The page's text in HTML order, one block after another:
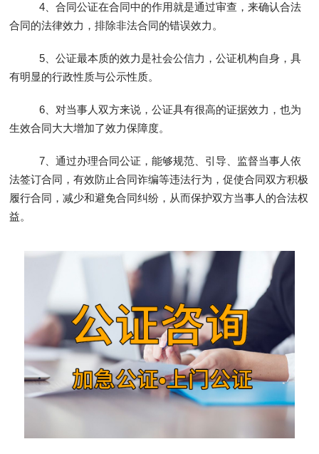
4、合同公证在合同中的作用就是通过审查，来确认合法
合同的法律效力，排除非法合同的错误效力。
5、公证最本质的效力是社会公信力，公证机构自身，具
有明显的行政性质与公示性质。
6、对当事人双方来说，公证具有很高的证据效力，也为
生效合同大大增加了效力保障度。
7、通过办理合同公证，能够规范、引导、监督当事人依
法签订合同，有效防止合同诈编等违法行为，促使合同双方积极
履行合同，减少和避免合同纠纷，从而保护双方当事人的合法权
益。